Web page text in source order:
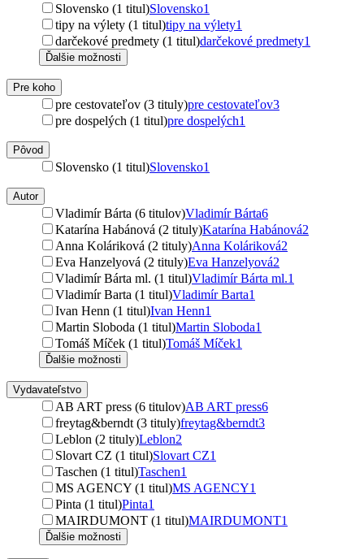
Slovensko (1 titul)Slovensko1
tipy na výlety (1 titul)tipy na výlety1
darčekové predmety (1 titul)darčekové predmety1
Ďalšie možnosti
Pre koho
pre cestovateľov (3 tituly)pre cestovateľov3
pre dospelých (1 titul)pre dospelých1
Pôvod
Slovensko (1 titul)Slovensko1
Autor
Vladimír Bárta (6 titulov)Vladimír Bárta6
Katarína Habánová (2 tituly)Katarína Habánová2
Anna Koláriková (2 tituly)Anna Koláriková2
Eva Hanzelyová (2 tituly)Eva Hanzelyová2
Vladimír Bárta ml. (1 titul)Vladimír Bárta ml.1
Vladimír Barta (1 titul)Vladimír Barta1
Ivan Henn (1 titul)Ivan Henn1
Martin Sloboda (1 titul)Martin Sloboda1
Tomáš Míček (1 titul)Tomáš Míček1
Ďalšie možnosti
Vydavateľstvo
AB ART press (6 titulov)AB ART press6
freytag&berndt (3 tituly)freytag&berndt3
Leblon (2 tituly)Leblon2
Slovart CZ (1 titul)Slovart CZ1
Taschen (1 titul)Taschen1
MS AGENCY (1 titul)MS AGENCY1
Pinta (1 titul)Pinta1
MAIRDUMONT (1 titul)MAIRDUMONT1
Ďalšie možnosti